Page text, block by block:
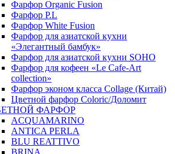
Фарфор Organic Fusion
Фарфор P.L
Фарфор White Fusion
Фарфор для азиатской кухни
«Элегантный бамбук»
Фарфор для азиатской кухни SOHO
Фарфор для кофеен «Le Cafe-Art
collection»
Фарфор эконом класса Collage (Китай)
Цветной фарфор Coloric/Доломит
ФАРФОР
ACQUAMARINO
ANTICA PERLA
BLU REATTIVO
BRINA